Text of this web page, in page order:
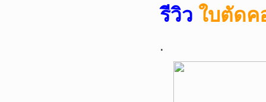
รีวิว ใบตัดค
.